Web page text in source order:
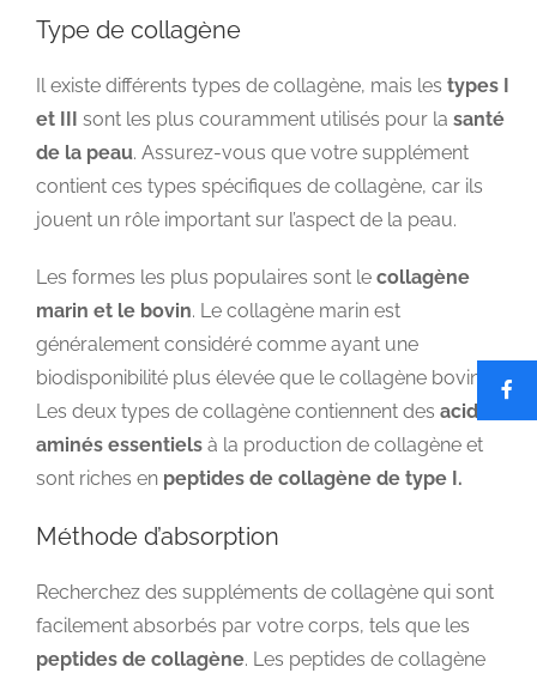
Type de collagène
Il existe différents types de collagène, mais les types I
et III sont les plus couramment utilisés pour la santé
de la peau. Assurez-vous que votre supplément
contient ces types spécifiques de collagène, car ils
jouent un rôle important sur l’aspect de la peau.
Les formes les plus populaires sont le collagène
marin et le bovin. Le collagène marin est
généralement considéré comme ayant une
biodisponibilité plus élevée que le collagène bovin.
Les deux types de collagène contiennent des acides
aminés essentiels à la production de collagène et
sont riches en peptides de collagène de type I.
Méthode d’absorption
Recherchez des suppléments de collagène qui sont
facilement absorbés par votre corps, tels que les
peptides de collagène. Les peptides de collagène